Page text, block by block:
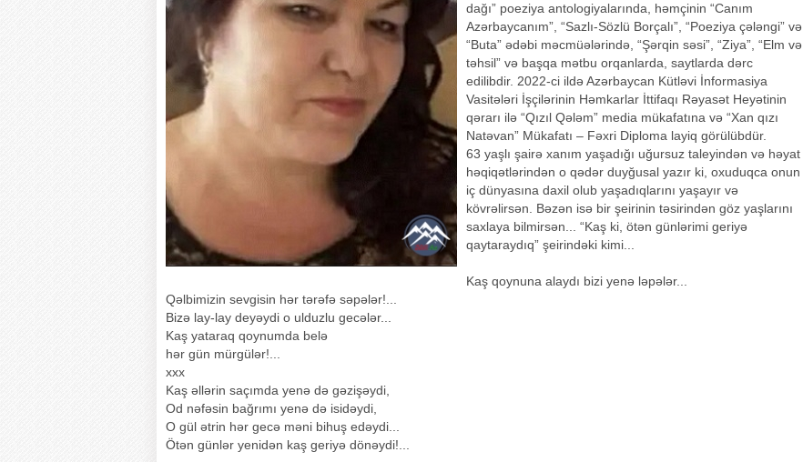
dağı” poeziya antologiyalarında, həmçinin “Canım
Azərbaycanım”, “Sazlı-Sözlü Borçalı”, “Poeziya çələngi” və
“Buta” ədəbi məcmüələrində, “Şərqin səsi”, “Ziya”, “Elm və
təhsil” və başqa mətbu orqanlarda, saytlarda dərc
edilibdir. 2022-ci ildə Azərbaycan Kütləvi İnformasiya
Vasitələri İşçilərinin Həmkarlar İttifaqı Rəyasət Heyətinin
qərarı ilə “Qızıl Qələm” media mükafatına və “Xan qızı
Natəvan” Mükafatı – Fəxri Diploma layiq görülübdür.
63 yaşlı şairə xanım yaşadığı uğursuz taleyindən və həyat
həqiqətlərindən o qədər duyğusal yazır ki, oxuduqca onun
iç dünyasına daxil olub yaşadıqlarını yaşayır və
kövrəlirsən. Bəzən isə bir şeirinin təsirindən göz yaşlarını
saxlaya bilmirsən... “Kaş ki, ötən günlərimi geriyə
qaytaraydıq” şeirindəki kimi...
Kaş qoynuna alaydı bizi yenə ləpələr...
Qəlbimizin sevgisin hər tərəfə səpələr!...
Bizə lay-lay deyəydi o ulduzlu gecələr...
Kaş yataraq qoynumda belə
hər gün mürgülər!...
xxx
Kaş əllərin saçımda yenə də gəzişəydi,
Od nəfəsin bağrımı yenə də isidəydi,
O gül ətrin hər gecə məni bihuş edəydi...
Ötən günlər yenidən kaş geriyə dönəydi!...